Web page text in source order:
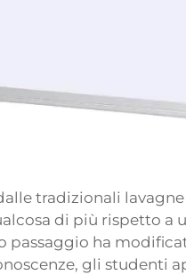
tradizionali
di più rispetto
passaggio ha
gli studenti